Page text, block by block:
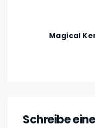
Magical
Schreibe